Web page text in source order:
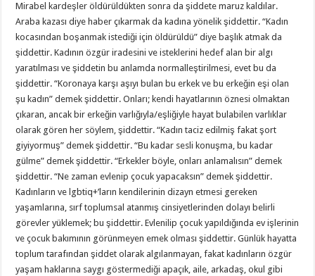
Mirabel kardeşler öldürüldükten sonra da şiddete maruz kaldılar.
Araba kazası diye haber çıkarmak da kadına yönelik şiddettir. “Kadın
kocasından boşanmak istediği için öldürüldü” diye başlık atmak da
şiddettir. Kadının özgür iradesini ve isteklerini hedef alan bir algı
yaratılması ve şiddetin bu anlamda normalleştirilmesi, evet bu da
şiddettir. “Koronaya karşı aşıyı bulan bu erkek ve bu erkeğin eşi olan
şu kadın” demek şiddettir. Onları; kendi hayatlarının öznesi olmaktan
çıkaran, ancak bir erkeğin varlığıyla/eşliğiyle hayat bulabilen varlıklar
olarak gören her söylem, şiddettir. “Kadın taciz edilmiş fakat şort
giyiyormuş” demek şiddettir. “Bu kadar sesli konuşma, bu kadar
gülme” demek şiddettir. “Erkekler böyle, onları anlamalısın” demek
şiddettir. “Ne zaman evlenip çocuk yapacaksın” demek şiddettir.
Kadınların ve lgbtiq+’ların kendilerinin dizayn etmesi gereken
yaşamlarına, sırf toplumsal atanmış cinsiyetlerinden dolayı belirli
görevler yüklemek; bu şiddettir. Evlenilip çocuk yapıldığında ev işlerinin
ve çocuk bakımının görünmeyen emek olması şiddettir. Günlük hayatta
toplum tarafından şiddet olarak algılanmayan, fakat kadınların özgür
yaşam haklarına saygı göstermediği apaçık, aile, arkadaş, okul gibi